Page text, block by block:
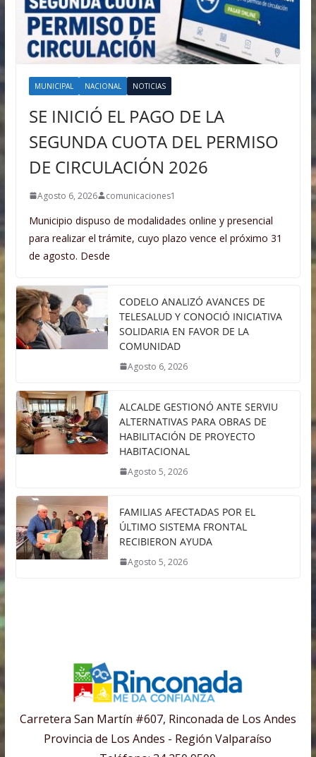
MUNICIPAL NACIONAL NOTICIAS
SE INICIÓ EL PAGO DE LA
SEGUNDA CUOTA DEL PERMISO
DE CIRCULACIÓN 2026
Agosto 6, 2026 comunicaciones1
Municipio dispuso de modalidades online y presencial
para realizar el trámite, cuyo plazo vence el próximo 31
de agosto. Desde
CODELO ANALIZÓ AVANCES DE
TELESALUD Y CONOCIÓ INICIATIVA
SOLIDARIA EN FAVOR DE LA
COMUNIDAD
Agosto 6, 2026
ALCALDE GESTIONÓ ANTE SERVIU
ALTERNATIVAS PARA OBRAS DE
HABILITACIÓN DE PROYECTO
HABITACIONAL
Agosto 5, 2026
FAMILIAS AFECTADAS POR EL
ÚLTIMO SISTEMA FRONTAL
RECIBIERON AYUDA
Agosto 5, 2026
Carretera San Martín #607, Rinconada de Los Andes
Provincia de Los Andes - Región Valparaíso